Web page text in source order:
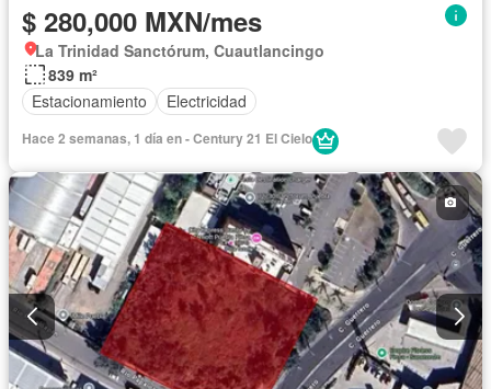
$ 280,000 MXN/mes
La Trinidad Sanctórum, Cuautlancingo
839 m²
Estacionamiento
Electricidad
Hace 2 semanas, 1 día en - Century 21 El Cielo